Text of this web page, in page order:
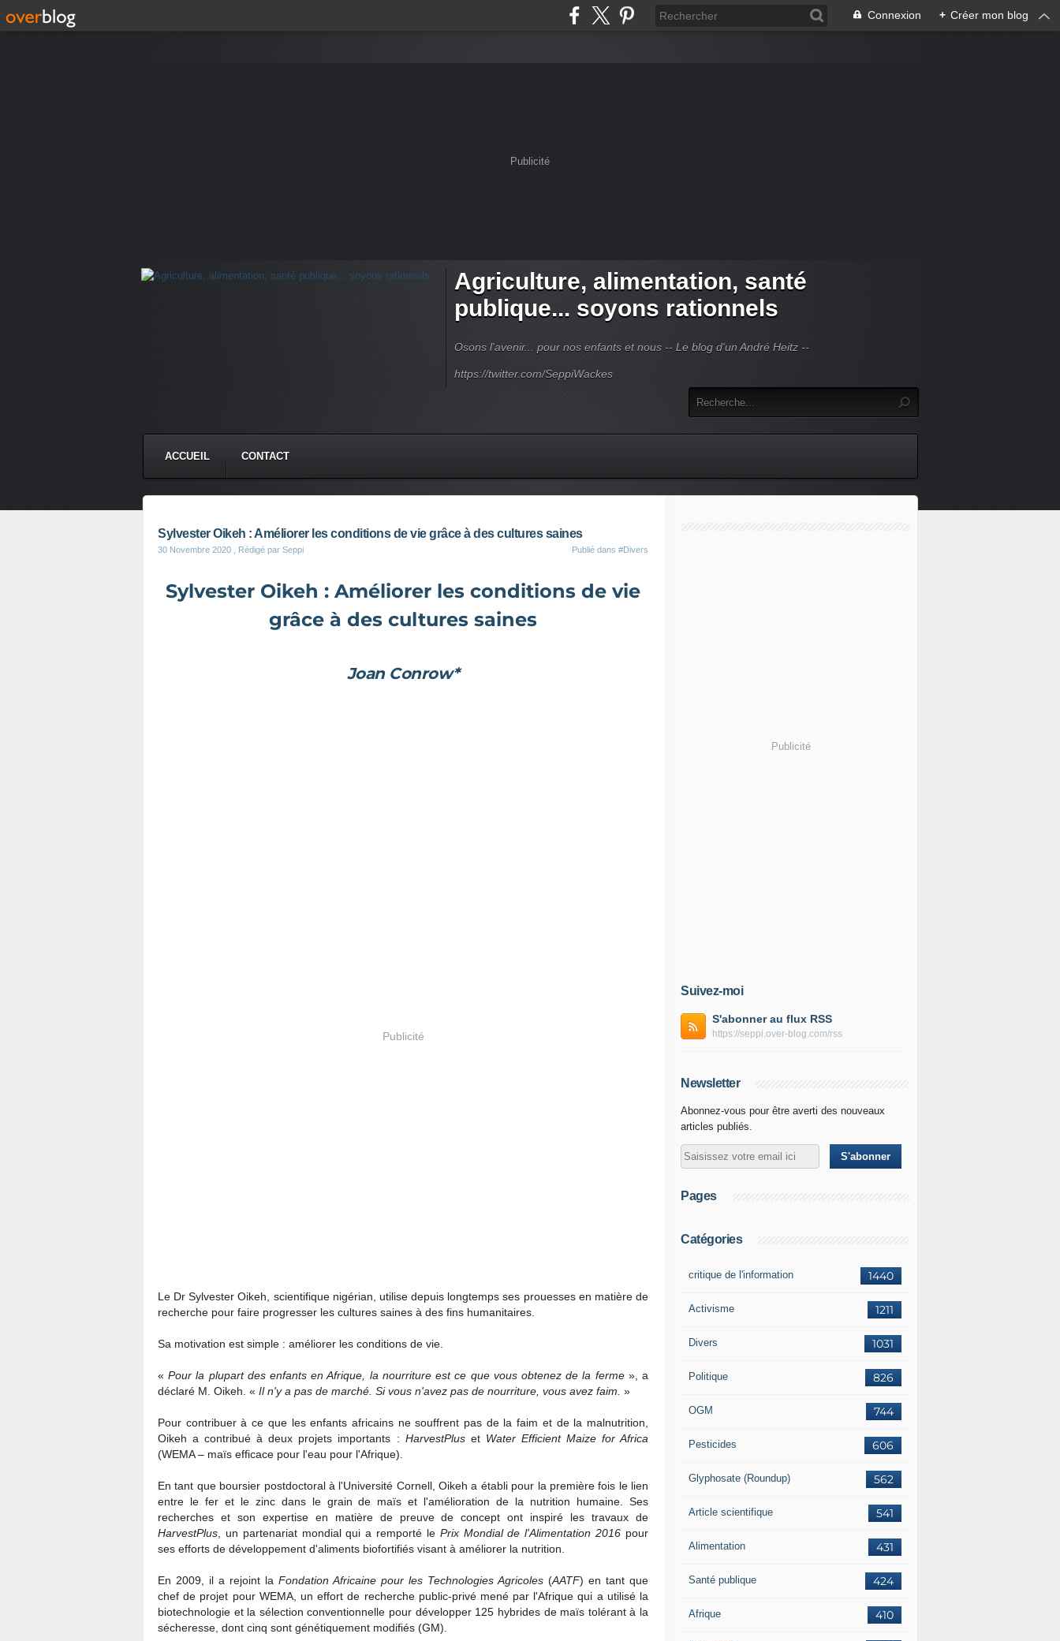
Connexion + Créer mon blog
Publicité
Agriculture, alimentation, santé
publique... soyons rationnels
Osons l'avenir... pour nos enfants et nous -- Le blog d'un André Heitz --
https://twitter.com/SeppiWackes
ACCUEIL CONTACT
Sylvester Oikeh : Améliorer les conditions de vie grâce à des cultures saines
30 Novembre 2020 , Rédigé par Seppi Publié dans #Divers
Sylvester Oikeh : Améliorer les conditions de vie
grâce à des cultures saines
Joan Conrow*
Publicité
Le Dr Sylvester Oikeh, scientifique nigérian, utilise depuis longtemps ses prouesses en matière de
recherche pour faire progresser les cultures saines à des fins humanitaires.
Sa motivation est simple : améliorer les conditions de vie.
«Pour la plupart des enfants en Afrique, la nourriture est ce que vous obtenez de la ferme», a
déclaré M. Oikeh. « Il n'y a pas de marché. Si vous n'avez pas de nourriture, vous avez faim. »
Pour contribuer à ce que les enfants africains ne souffrent pas de la faim et de la malnutrition,
Oikeh a contribué à deux projets importants : HarvestPluset Water Efficient Maize for Africa
(WEMA – maïs efficace pour l'eau pour l'Afrique).
En tant que boursier postdoctoral à l'Université Cornell, Oikeh a établi pour la première fois le lien
entre le fer et le zinc dans le grain de maïs et l'amélioration de la nutrition humaine. Ses
recherches et son expertise en matière de preuve de concept ont inspiré les travaux de
HarvestPlus , un partenariat mondial qui a remporté le Prix Mondial de l'Alimentation 2016 pour
ses efforts de développement d'aliments biofortifiés visant à améliorer la nutrition.
En 2009, il a rejoint la Fondation Africaine pour les Technologies Agricoles (AATF) en tant que
chef de projet pour WEMA, un effort de recherche public-privé mené par l'Afrique qui a utilisé la
biotechnologie et la sélection conventionnelle pour développer 125 hybrides de maïs tolérant à la
sécheresse, dont cinq sont génétiquement modifiés (GM).
Publicité
Suivez-moi
S'abonner au flux RSS
https://seppi.over-blog.com/rss
Newsletter
Abonnez-vous pour être averti des nouveaux
articles publiés.
Pages
Catégories
1440
critique de l'information
1211
Activisme
1031
Divers
826
Politique
744
OGM
606
Pesticides
562
Glyphosate (Roundup)
541
Article scientifique
431
Alimentation
424
Santé publique
410
Afrique